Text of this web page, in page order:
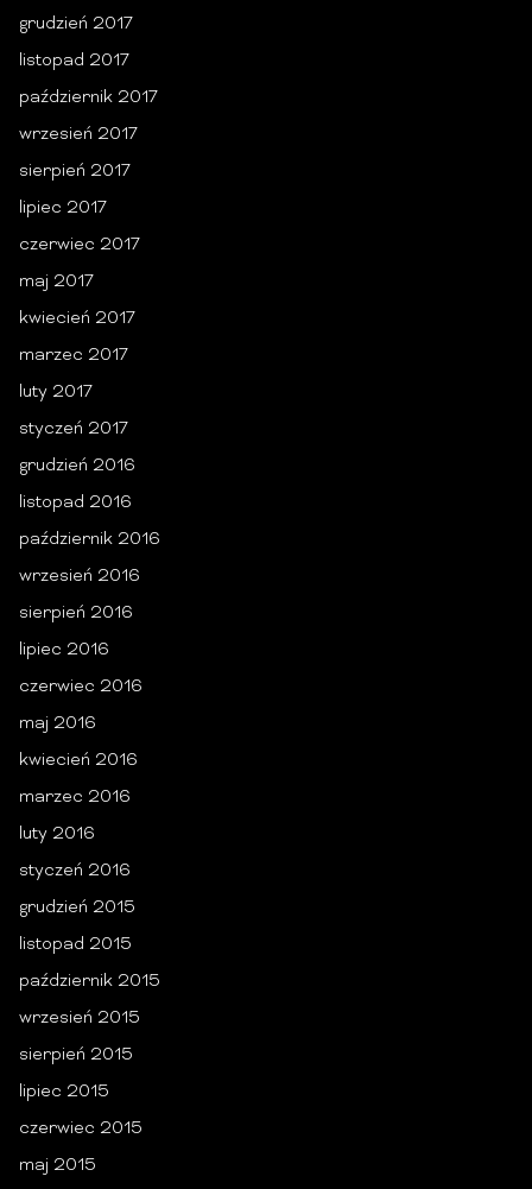
grudzień 2017
listopad 2017
październik 2017
wrzesień 2017
sierpień 2017
lipiec 2017
czerwiec 2017
maj 2017
kwiecień 2017
marzec 2017
luty 2017
styczeń 2017
grudzień 2016
listopad 2016
październik 2016
wrzesień 2016
sierpień 2016
lipiec 2016
czerwiec 2016
maj 2016
kwiecień 2016
marzec 2016
luty 2016
styczeń 2016
grudzień 2015
listopad 2015
październik 2015
wrzesień 2015
sierpień 2015
lipiec 2015
czerwiec 2015
maj 2015